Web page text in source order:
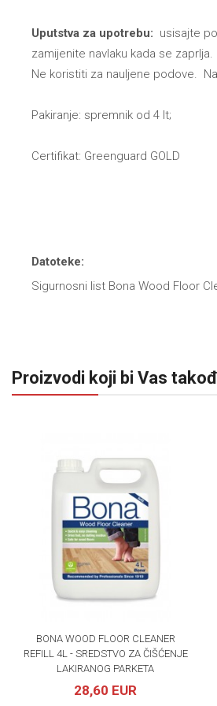
Uputstva za upotrebu: usisajte
zamijenite navlaku kada se
Ne koristiti za nauljene podove.
Pakiranje: spremnik od 4 lt;
Certifikat: Greenguard GOLD
Datoteke:
Sigurnosni list Bona Wood Floor
Proizvodi koji bi Vas
BONA WOOD FLOOR CLEANER
REFILL 4L - SREDSTVO ZA ČIŠĆENJE
LAKIRANOG PARKETA
28,60 EUR